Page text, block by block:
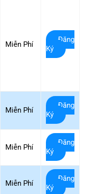
Miễn Phí
Đăng
Ký
Miễn Phí
Đăng
Ký
Miễn Phí
Đăng
Ký
Miễn Phí
Đăng
Ký